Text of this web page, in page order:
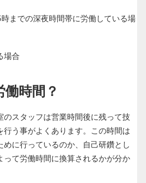
時までの深夜時間帯に労働している場
場合
時間？
のスタッフは営業時間後に残って技
行う事がよくあります。この時間は
めに行っているのか、自己研鑽とし
って労働時間に換算されるかが分か